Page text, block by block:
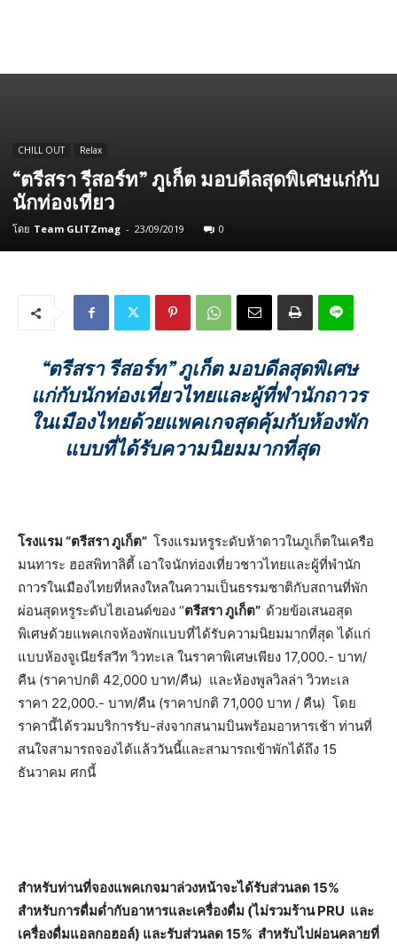
CHILL OUT Relax
“ตรีสรา รีสอร์ท” ภูเก็ต มอบดีลสุดพิเศษแก่กับ
นักท่องเที่ยว
โดย Team GLITZmag - 23/09/2019 0
“ตรีสรา รีสอร์ท” ภูเก็ต มอบดีลสุดพิเศษ
แก่กับนักท่องเที่ยวไทยและผู้ที่พำนักถาวร
ในเมืองไทยด้วยแพคเกจสุดคุ้มกับห้องพัก
แบบที่ได้รับความนิยมมากที่สุด
โรงแรม “ตรีสรา ภูเก็ต” โรงแรมหรูระดับห้าดาวในภูเก็ตในเครือ
มนทาระ ฮอสพิทาลิตี้ เอาใจนักท่องเที่ยวชาวไทยและผู้ที่พำนัก
ถาวรในเมืองไทยที่หลงใหลในความเป็นธรรมชาติกับสถานที่พัก
ผ่อนสุดหรูระดับไฮเอนด์ของ “ตรีสรา ภูเก็ต” ด้วยข้อเสนอสุด
พิเศษด้วยแพคเกจห้องพักแบบที่ได้รับความนิยมมากที่สุด ได้แก่
แบบห้องจูเนียร์สวีท วิวทะเล ในราคาพิเศษเพียง 17,000.- บาท/
คืน (ราคาปกติ 42,000 บาท/คืน) และห้องพูลวิลล่า วิวทะเล
ราคา 22,000.- บาท/คืน (ราคาปกติ 71,000 บาท / คืน) โดย
ราคานี้ได้รวมบริการรับ-ส่งจากสนามบินพร้อมอาหารเช้า ท่านที่
สนใจสามารถจองได้แล้ววันนี้และสามารถเข้าพักได้ถึง 15
ธันวาคม ศกนี้
สำหรับท่านที่จองแพคเกจมาล่วงหน้าจะได้รับส่วนลด 15%
สำหรับการดื่มด่ำกับอาหารและเครื่องดื่ม (ไม่รวมร้าน PRU และ
เครื่องดื่มแอลกอฮอล์) และรับส่วนลด 15% สำหรับไปผ่อนคลายที่